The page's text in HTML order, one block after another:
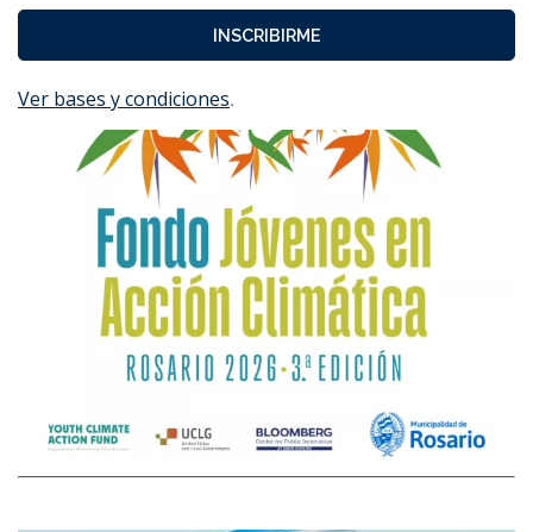
INSCRIBIRME
Ver bases y condiciones.